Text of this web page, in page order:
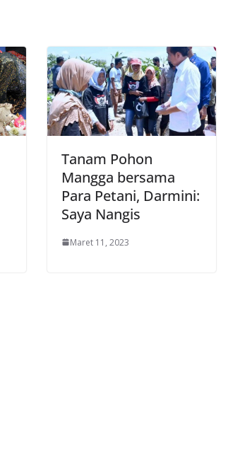
Tanam Pohon
Mangga bersama
Para Petani, Darmini:
Saya Nangis
Maret 11, 2023